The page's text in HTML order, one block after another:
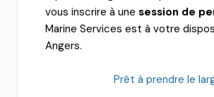
vous inscrire à une session de
Marine Services est à votre
Angers.
Prêt à prendre le